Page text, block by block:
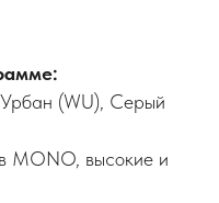
(WU), Серый
MONO, высокие и